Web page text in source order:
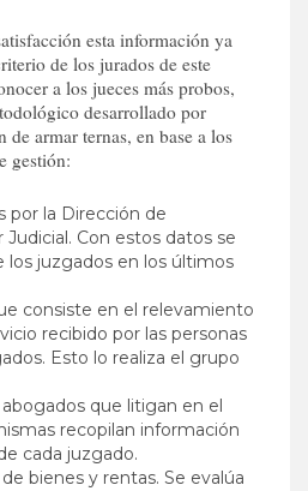
esta información ya
de los jurados de este
a los jueces más probos,
desarrollado por
de armar ternas, en base a los
gestión:
por la Dirección de
Con estos datos se
los juzgados en los últimos
consiste en el relevamiento
recibido por las personas
Esto lo realiza el grupo
que litigan en el
recopilan información
cada juzgado.
bienes y rentas. Se evalúa